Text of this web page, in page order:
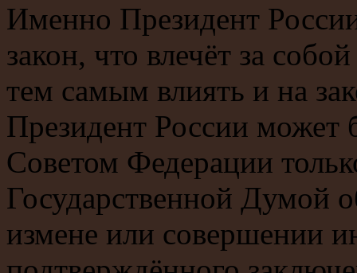
Именно Президент
закон, что влечёт за
тем самым влиять и на
Президент России может
Советом Федерации
Государственной Думой
измене или совершении